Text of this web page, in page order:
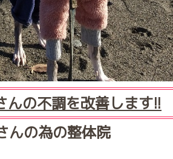
んの不調を改善します!!
んの為の整体院